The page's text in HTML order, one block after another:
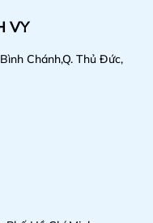
VY
Chánh,Q. Thủ Đức,